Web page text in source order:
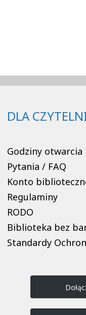
DLA
Godziny otwarcia
Pytania / FAQ
Konto
Regulaminy
RODO
Biblioteka bez
Standardy